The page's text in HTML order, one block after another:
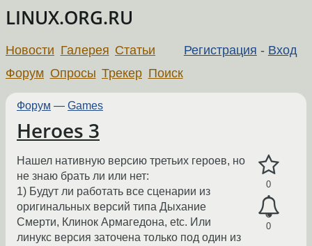
LINUX.ORG.RU
Регистрация - Вход
Новости Галерея Статьи
Форум Опросы Трекер Поиск
Форум — Games
Heroes 3
0
0
Нашел нативную версию третьих героев, но
не знаю брать ли или нет:
1) Будут ли работать все сценарии из
оригинальных версий типа Дыхание
Смерти, Клинок Армагедона, etc. Или
линукс версия заточена только под один из